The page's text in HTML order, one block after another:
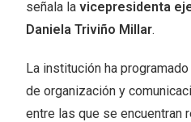
señala lavicepresidenta
Daniela Triviño Millar.
La institución ha
de organización y
entre las que se encuentran